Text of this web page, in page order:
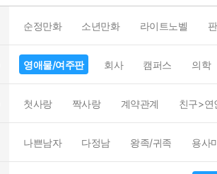
순정만화 소년만화 라이트노벨
영애물/여주판 회사 캠퍼스 의학
첫사랑 짝사랑 계약관계 친구>연
나쁜남자 다정남 왕족/귀족 용사